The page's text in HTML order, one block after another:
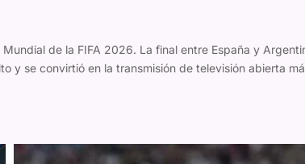
de la FIFA 2026. La final entre España y
y se convirtió en la transmisión de televisión abierta